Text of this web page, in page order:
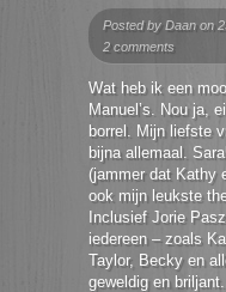
Posted by Daan on
2 comments
Wat heb ik een
Manuel’s. Nou ja,
borrel. Mijn liefste
bijna allemaal.
(jammer dat Kathy
ook mijn leukste
Inclusief Jorie
iedereen – zoals
Taylor, Becky en
geweldig en